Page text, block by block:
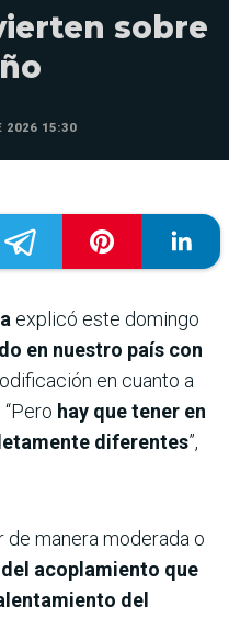
sobre
2026 15:30
explicó este domingo
en nuestro país con
en cuanto a
hay que tener en
diferentes”,
de manera moderada o
acoplamiento que
del